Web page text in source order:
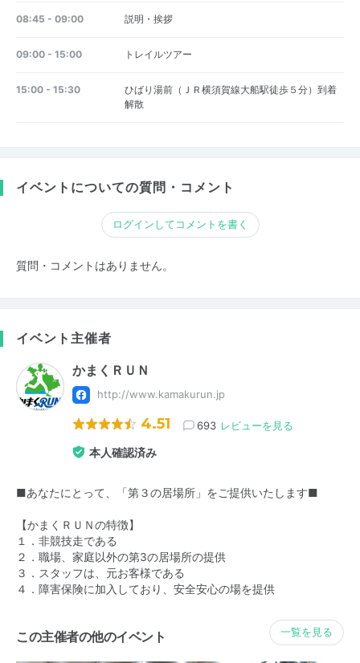
08:45 - 09:00 説明・挨拶
09:00 - 15:00 トレイルツアー
15:00 - 15:30
ひばり湯前（ＪＲ横須賀線大船駅徒歩５分）到着
解散
イベントについての質問・コメント
ログインしてコメントを書く
質問・コメントはありません。
イベント主催者
かまくＲＵＮ
http://www.kamakurun.jp
4.51 693 レビューを見る
本人確認済み
■あなたにとって、「第３の居場所」をご提供いたします■
【かまくＲＵＮの特徴】
１．非競技走である
２．職場、家庭以外の第3の居場所の提供
３．スタッフは、元お客様である
４．障害保険に加入しており、安全安心の場を提供
この主催者の他のイベント 一覧を見る